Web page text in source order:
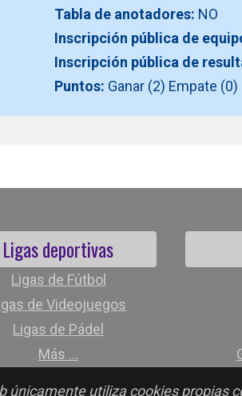
únicamente utiliza cookies propias
Tabla de anotadores: NO
Inscripción pública de
Inscripción pública de
Puntos: Ganar (2) Empate
Ligas deportivas
Ligas de Fútbol
de Videojuegos
Ligas de Pádel
Más ...